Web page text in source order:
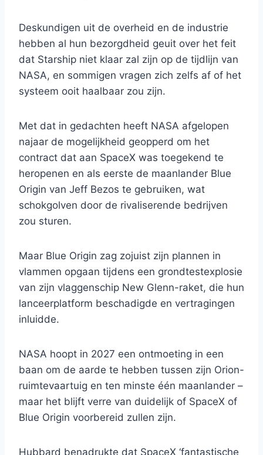
Deskundigen uit de overheid en de industrie
hebben al hun bezorgdheid geuit over het feit
dat Starship niet klaar zal zijn op de tijdlijn van
NASA, en sommigen vragen zich zelfs af of het
systeem ooit haalbaar zou zijn.
Met dat in gedachten heeft NASA afgelopen
najaar de mogelijkheid geopperd om het
contract dat aan SpaceX was toegekend te
heropenen en als eerste de maanlander Blue
Origin van Jeff Bezos te gebruiken, wat
schokgolven door de rivaliserende bedrijven
zou sturen.
Maar Blue Origin zag zojuist zijn plannen in
vlammen opgaan tijdens een grondtestexplosie
van zijn vlaggenschip New Glenn-raket, die hun
lanceerplatform beschadigde en vertragingen
inluidde.
NASA hoopt in 2027 een ontmoeting in een
baan om de aarde te hebben tussen zijn Orion-
ruimtevaartuig en ten minste één maanlander –
maar het blijft verre van duidelijk of SpaceX of
Blue Origin voorbereid zullen zijn.
Hubbard benadrukte dat SpaceX ‘fantastische